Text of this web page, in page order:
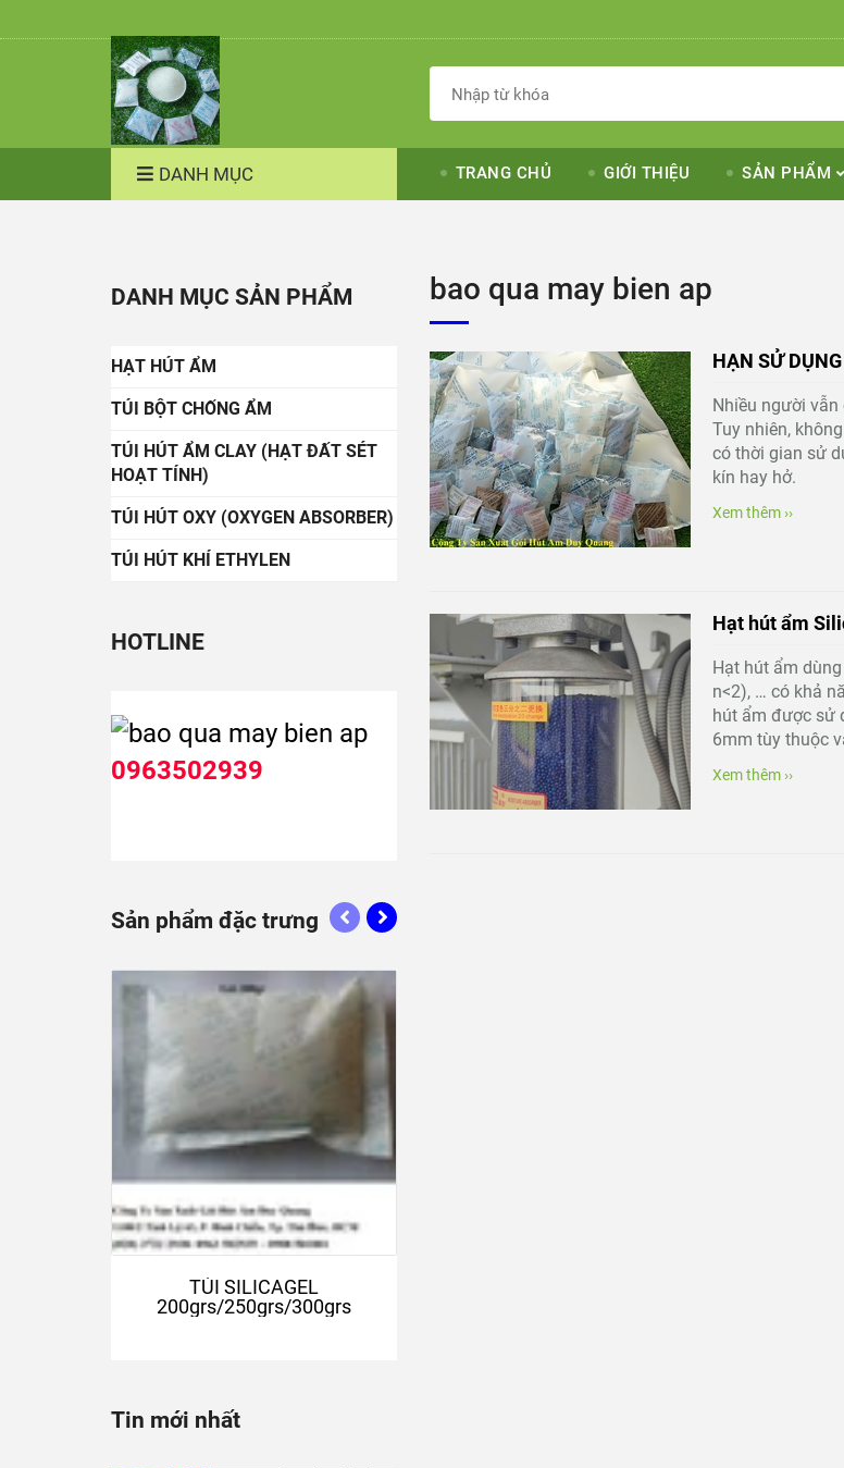
DANH MỤC TRANG CHỦ GIỚI THIỆU SẢN PHẨM
bao qua may bien ap
HẠN SỬ
Nhiều người
Tuy nhiên,
có thời gian sử
kín hay hở.
Xem thêm ››
Hạt hút ẩm
Hạt hút ẩm
n<2), … có khả
hút ẩm được sử
6mm tùy thuộc
Xem thêm ››
DANH MỤC SẢN PHẨM
HẠT HÚT ẨM
TÚI BỘT CHỐNG ẨM
TÚI HÚT ẨM CLAY (HẠT ĐẤT SÉT
HOẠT TÍNH)
TÚI HÚT OXY (OXYGEN ABSORBER)
TÚI HÚT KHÍ ETHYLEN
HOTLINE
0963502939
Sản phẩm đặc trưng
TÚI SILICAGEL
200grs/250grs/300grs
Tin mới nhất